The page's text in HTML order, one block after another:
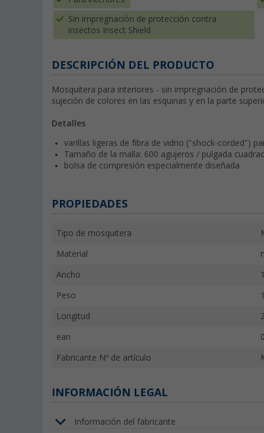
Sin impregnación de protección contra
insectos Insect Shield
DESCRIPCIÓN DEL PRODUCTO
Mosquitera para interiores - sin impregnación de
sujeción de colores en las esquinas y en la parte
Detalles
varillas ligeras de fibra de vidrio ("shock-corded")
Tamaño de la malla: 600 agujeros / pulgada
bolsa de compresión especialmente diseñada
PROPIEDADES
Tipo de mosquitera
Material
Ancho
Peso
Longitud
ean
Fabricante Nº de artículo
INFORMACIÓN LEGAL
Información del fabricante